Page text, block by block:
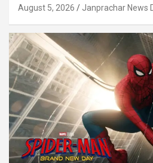
August 5, 2026 Janprachar News